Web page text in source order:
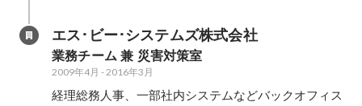
エス･ビー･システムズ株式会社
業務チーム 兼 災害対策室
2009年4月 -2016年3月
経理総務人事、一部社内システムなどバックオフィス